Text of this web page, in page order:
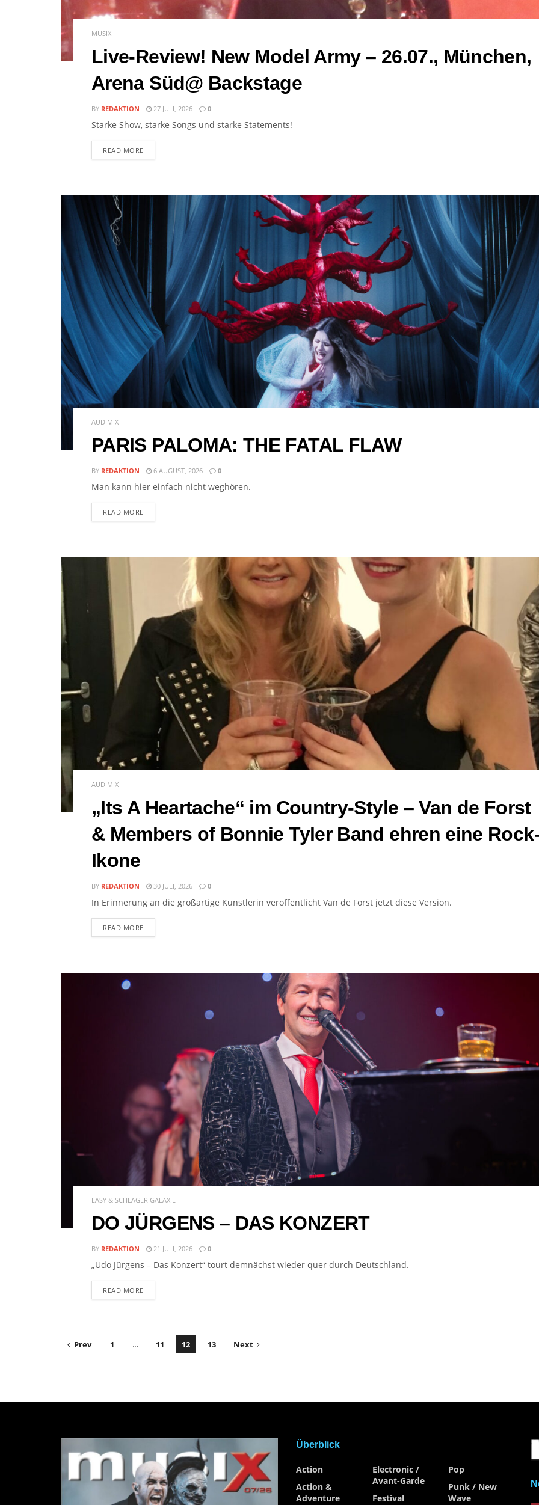
MUSIX
Live-Review! New Model Army – 26.07., München,
Arena Süd@ Backstage
BY REDAKTION 27 JULI, 2026 0
Starke Show, starke Songs und starke Statements!
READ MORE
AUDIMIX
PARIS PALOMA: THE FATAL FLAW
BY REDAKTION 6 AUGUST, 2026 0
Man kann hier einfach nicht weghören.
READ MORE
AUDIMIX
„Its A Heartache“ im Country-Style – Van de Forst
& Members of Bonnie Tyler Band ehren eine
Ikone
BY REDAKTION 30 JULI, 2026 0
In Erinnerung an die großartige Künstlerin veröffentlicht Van de Forst jetzt diese Version.
READ MORE
EASY & SCHLAGER GALAXIE
DO JÜRGENS – DAS KONZERT
BY REDAKTION 21 JULI, 2026 0
„Udo Jürgens – Das Konzert“ tourt demnächst wieder quer durch Deutschland.
READ MORE
Prev 1 … 11 12 13 Next
Überblick
Action
Action &
Adventure
Electronic /
Avant-Garde
Festival
Pop
Punk / New
Wave